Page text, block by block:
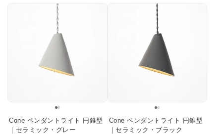
Cone ペンダントライト 円錐型
｜セラミック・グレー
Cone ペンダントライト 円錐型
｜セラミック・ブラック